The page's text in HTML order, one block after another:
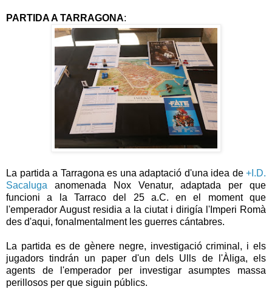
PARTIDA A TARRAGONA:
La partida a Tarragona es una adaptació d'una idea de +I.D.
Sacaluga anomenada Nox Venatur, adaptada per que
funcioni a la Tarraco del 25 a.C. en el moment que
l'emperador August residia a la ciutat i dirigía l'Imperi Romà
des d'aqui, fonalmentalment les guerres cántabres.
La partida es de gènere negre, investigació criminal, i els
jugadors tindrán un paper d'un dels Ulls de l'Àliga, els
agents de l'emperador per investigar asumptes massa
perillosos per que siguin públics.